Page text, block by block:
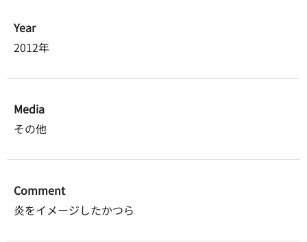
Year
2012年
Media
その他
Comment
炎をイメージしたかつら